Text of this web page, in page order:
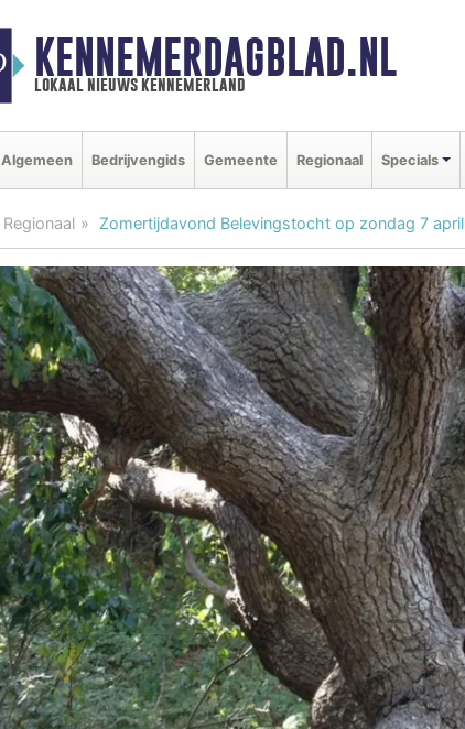
KENNEMERDAGBLAD.NL
lokaal nieuws kennemerland
Algemeen Bedrijvengids Gemeente Regionaal Specials
Regionaal Zomertijdavond Belevingstocht op zondag 7 april